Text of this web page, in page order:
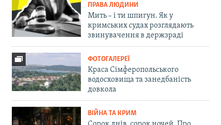
ПРАВА ЛЮДИНИ
Мить – і ти шпигун. Як у
кримських судах розглядають
звинувачення в держзраді
ФОТОГАЛЕРЕЇ
Краса Сімферопольського
водосховища та занедбаність
довкола
ВІЙНА ТА КРИМ